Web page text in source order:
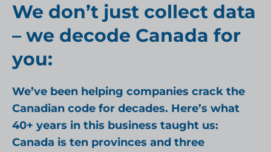
We don’t just collect data
– we decode Canada for
you:
We’ve been helping companies crack the
Canadian code for decades. Here’s what
40+ years in this business taught us:
Canada is ten provinces and three